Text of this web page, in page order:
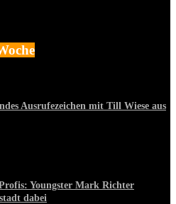
Ausrufezeichen mit Till Wiese aus
Youngster Mark Richter
dabei